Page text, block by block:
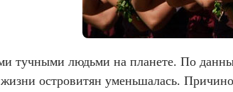
тучными людьми на планете. По
островитян уменьшалась.